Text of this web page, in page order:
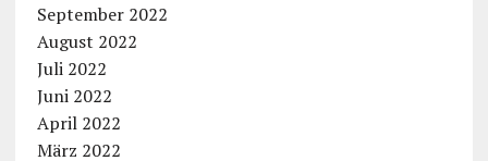
September 2022
August 2022
Juli 2022
Juni 2022
April 2022
März 2022